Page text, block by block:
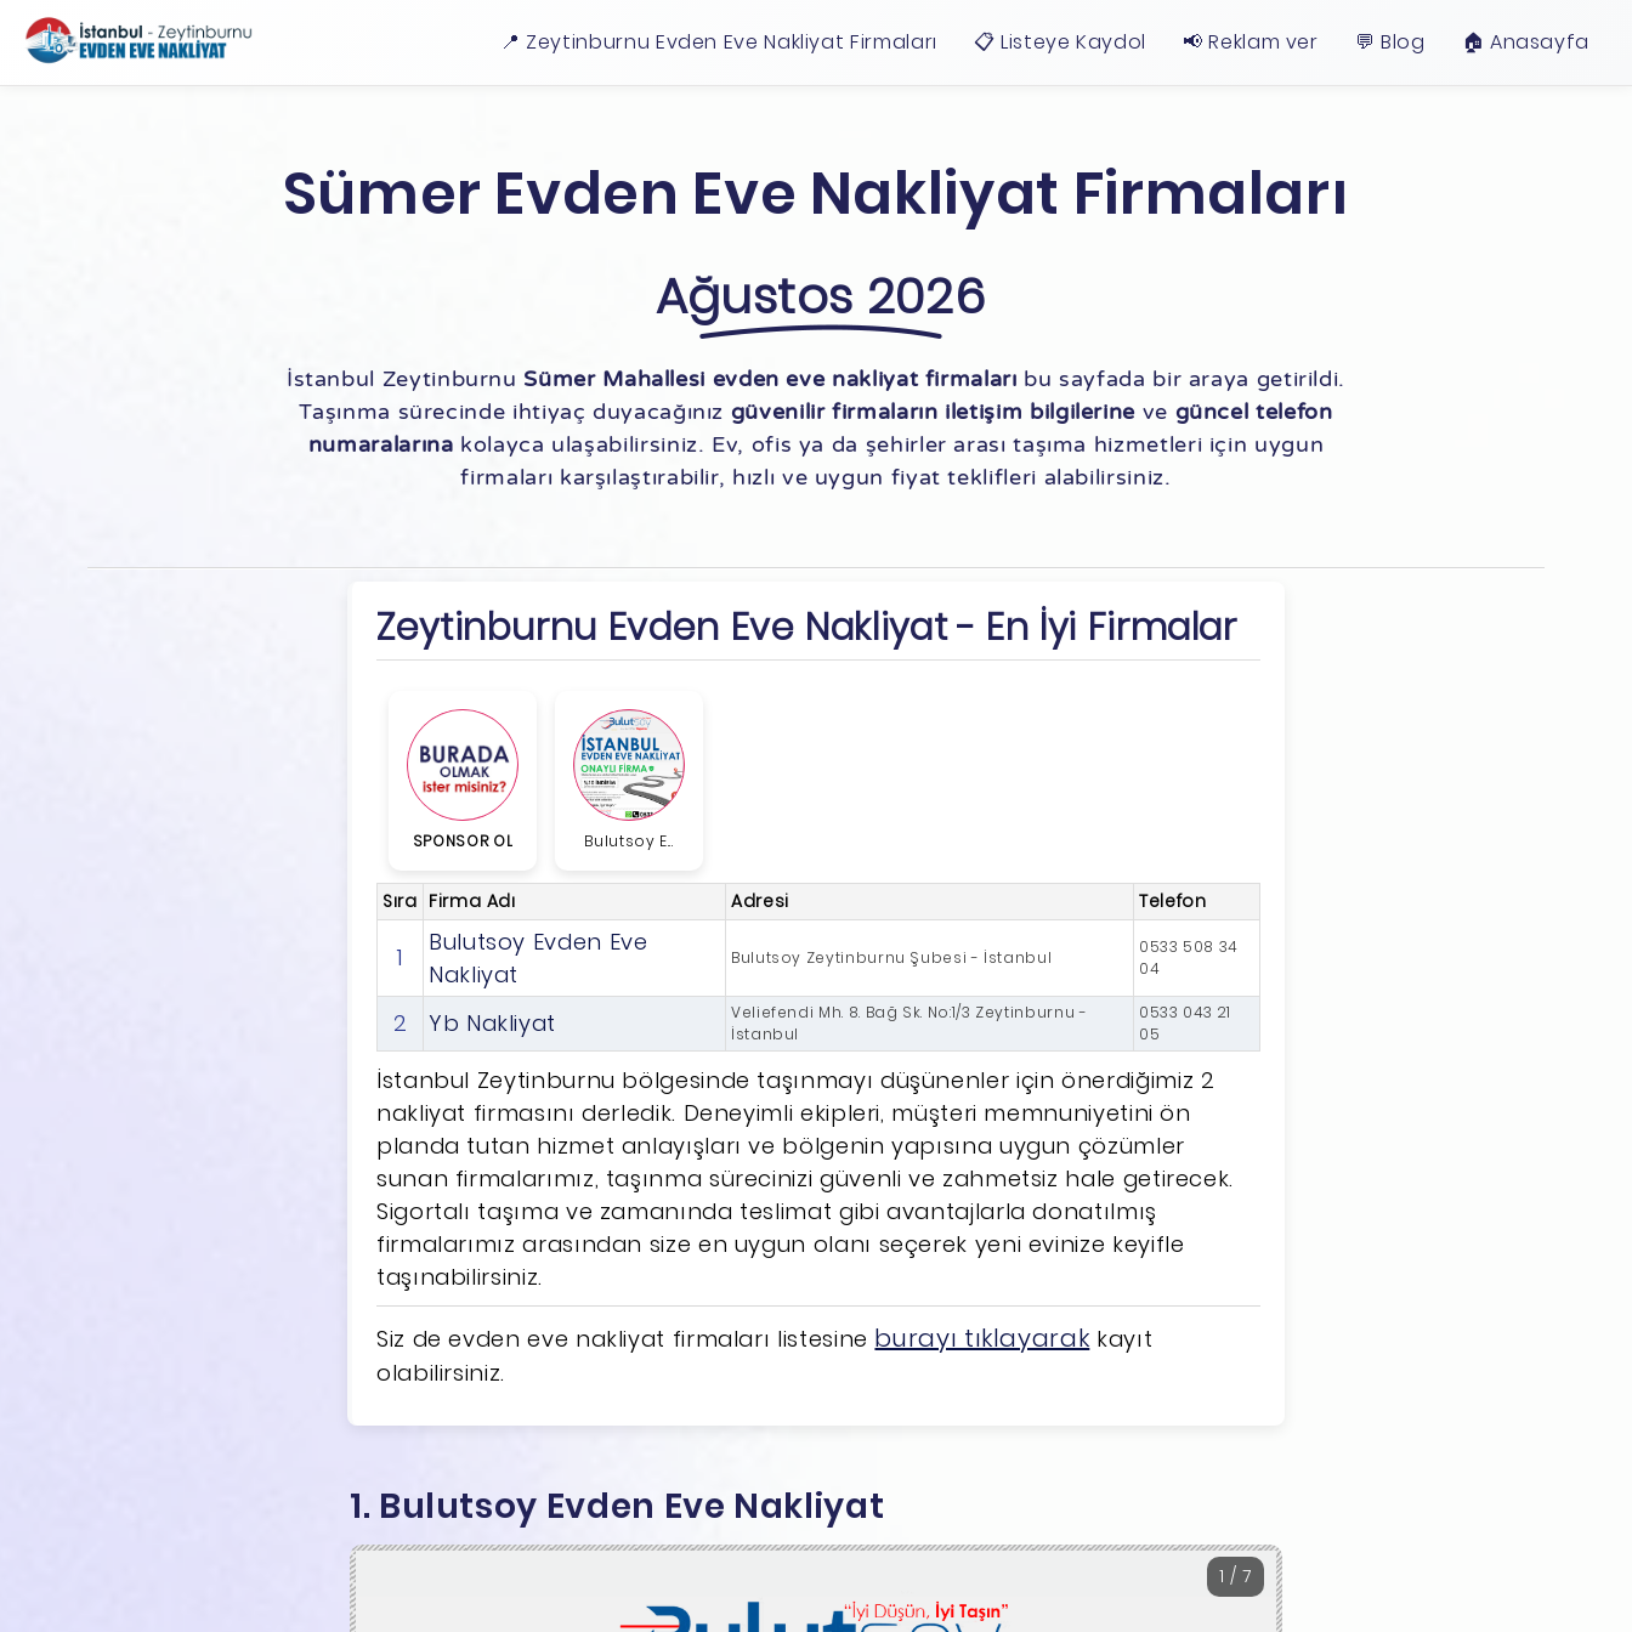
📍 Zeytinburnu Evden Eve Nakliyat Firmaları 📋 Listeye Kaydol 📢 Reklam ver 💬 Blog 🏠︎ Anasayfa
Sümer Evden Eve Nakliyat Firmaları
Ağustos 2026
İstanbul Zeytinburnu Sümer Mahallesi evden eve nakliyat firmaları bu sayfada bir araya getirildi.
Taşınma sürecinde ihtiyaç duyacağınız güvenilir firmaların iletişim bilgilerine ve güncel telefon
numaralarına kolayca ulaşabilirsiniz. Ev, ofis ya da şehirler arası taşıma hizmetleri için uygun
firmaları karşılaştırabilir, hızlı ve uygun fiyat teklifleri alabilirsiniz.
Zeytinburnu Evden Eve Nakliyat - En İyi Firmalar
SPONSOR OL Bulutsoy E...
Sıra Firma Adı Adresi Telefon
1
Bulutsoy Evden Eve
Nakliyat
Bulutsoy Zeytinburnu Şubesi - İstanbul
0533 508 34
04
2 Yb Nakliyat
Veliefendi Mh. 8. Bağ Sk. No:1/3 Zeytinburnu -
İstanbul
0533 043 21
05
İstanbul Zeytinburnu bölgesinde taşınmayı düşünenler için önerdiğimiz 2
nakliyat firmasını derledik. Deneyimli ekipleri, müşteri memnuniyetini ön
planda tutan hizmet anlayışları ve bölgenin yapısına uygun çözümler
sunan firmalarımız, taşınma sürecinizi güvenli ve zahmetsiz hale getirecek.
Sigortalı taşıma ve zamanında teslimat gibi avantajlarla donatılmış
firmalarımız arasından size en uygun olanı seçerek yeni evinize keyifle
taşınabilirsiniz.
Siz de evden eve nakliyat firmaları listesine burayı tıklayarak kayıt
olabilirsiniz.
1. Bulutsoy Evden Eve Nakliyat
1 / 7